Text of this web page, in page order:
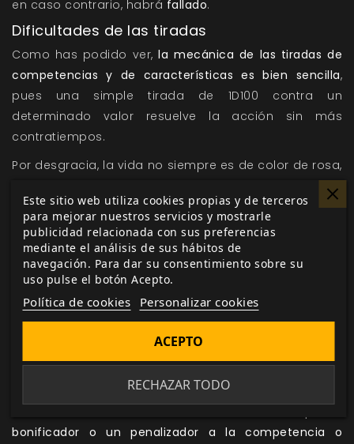
en caso contrario, habrá fallado.
Dificultades de las tiradas
Como has podido ver,la mecánica de las tiradas de
competencias y de características es bien sencilla,
pues una simple tirada de 1D100 contra un
determinado valor resuelve la acción sin más
contratiempos.
Por desgracia, la vida no siempre es de color de rosa,
pues en muchas ocasiones las circunstancias que
rodean una acción pueden dificultar o facilitar su
consecución. Por ejemplo, ya dijimos que con un éxito
en una tirada deEscuchar un personaje podría oír
una conversación lejana en una taberna, pero será
mucho más fácil que el personaje escuche dicha
conversación si transcurre en la mesa de al lado. En
dificultad a la tirada que realiza el personaje,
circunstancias que faciliten o dificulten el éxito de una
bonificador o un penalizador a la competencia o
Este sitio web utiliza cookies propias y de terceros
para mejorar nuestros servicios y mostrarle
publicidad relacionada con sus preferencias
mediante el análisis de sus hábitos de
navegación. Para dar su consentimiento sobre su
uso pulse el botón Acepto.
Política de cookies Personalizar cookies
RECHAZAR TODO
ACEPTO